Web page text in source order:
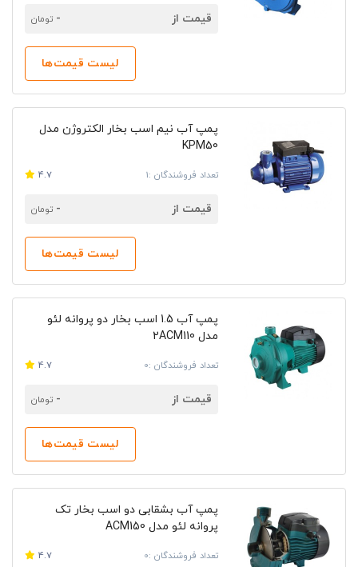
قیمت از - تومان
لیست قیمت‌ها
پمپ آب نیم اسب بخار الکتروژن مدل
KPM50
تعداد فروشندگان :1 4.7
قیمت از - تومان
لیست قیمت‌ها
پمپ آب 1.5 اسب بخار دو پروانه لئو
مدل 2ACM110
تعداد فروشندگان :0 4.7
قیمت از - تومان
لیست قیمت‌ها
پمپ آب بشقابی دو اسب بخار تک
پروانه لئو مدل ACM150
تعداد فروشندگان :0 4.7